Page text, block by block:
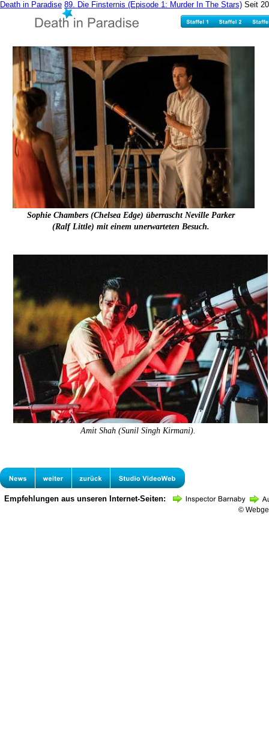
Sophie Chambers (Chelsea Edge) überrascht Neville Parker
(Ralf Little) mit einem unerwarteten Besuch.
©
Empfehlungen aus unseren Internet-Seiten:
Amit Shah (Sunil Singh Kirmani).
Death in Paradise 89. Die Finsternis (Episode 1: Murder In The Stars) Seit